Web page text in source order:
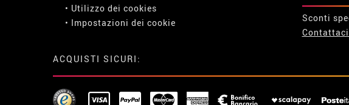
• Utilizzo dei cookies
• Impostazioni dei cookie
Sconti
ACQUISTI SICURI: